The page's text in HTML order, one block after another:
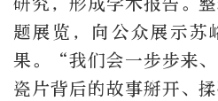
研究，形成学术报告。
题展览，向公众展示苏
果。“我们会一步步来
瓷片背后的故事掰开、